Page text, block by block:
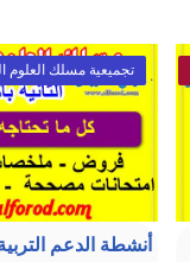
تجميعية مسلك العلوم
أنشطة الدعم